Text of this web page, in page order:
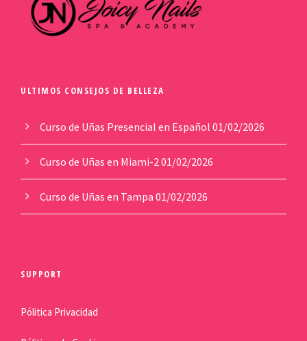
ULTIMOS CONSEJOS DE BELLEZA
Curso de Uñas Presencial en Español 01/02/2026
Curso de Uñas en Miami-2 01/02/2026
Curso de Uñas en Tampa 01/02/2026
SUPPORT
Pólitica Privacidad